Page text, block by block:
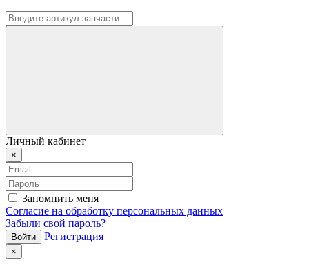
Личный кабинет
×
Запомнить меня
Согласие на обработку персональных данных
Забыли свой пароль?
Регистрация
×